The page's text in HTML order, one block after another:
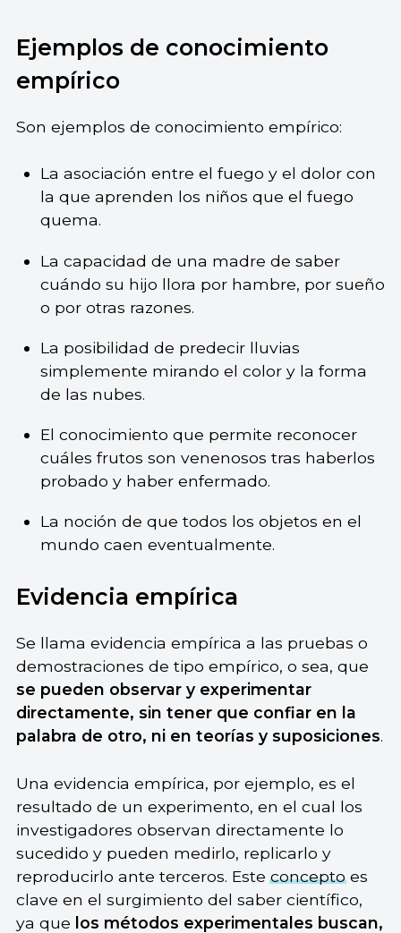
Ejemplos de conocimiento
empírico
Son ejemplos de conocimiento empírico:
La asociación entre el fuego y el dolor con
la que aprenden los niños que el fuego
quema.
La capacidad de una madre de saber
cuándo su hijo llora por hambre, por sueño
o por otras razones.
La posibilidad de predecir lluvias
simplemente mirando el color y la forma
de las nubes.
El conocimiento que permite reconocer
cuáles frutos son venenosos tras haberlos
probado y haber enfermado.
La noción de que todos los objetos en el
mundo caen eventualmente.
Evidencia empírica
Se llama evidencia empírica a las pruebas o
demostraciones de tipo empírico, o sea, que
se pueden observar y experimentar
directamente, sin tener que confiar en la
palabra de otro, ni en teorías y suposiciones.
Una evidencia empírica, por ejemplo, es el
resultado de un experimento, en el cual los
investigadores observan directamente lo
sucedido y pueden medirlo, replicarlo y
reproducirlo ante terceros. Esteconceptoes
clave en el surgimiento del saber científico,
ya que los métodos experimentales buscan,